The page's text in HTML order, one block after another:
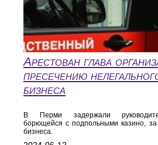
Арестован глава
пресечению
бизнеса
В Перми задержали
борющейся с подпольными казино, за
бизнеса.